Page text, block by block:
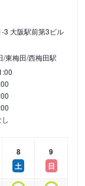
3 大阪駅前第3ビル
/東梅田/西梅田駅
8
土
9
日